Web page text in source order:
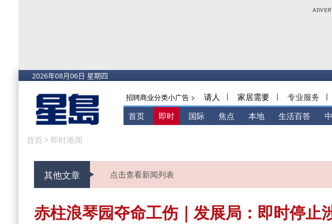
招聘商业分类小广告 > 请人 | 家居需要 | 专业服务 |
首页 即时 国际 焦点 本地 生活百答
首页 > 即时港闻
其他文章 点击查看新闻列表
赤柱浪琴园夺命工伤｜发展局：即时停止